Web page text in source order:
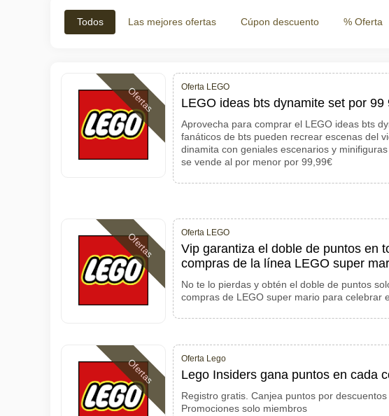
Todos Las mejores ofertas Cúpon descuento % Oferta
Ofertas Oferta LEGO
LEGO ideas bts dynamite set por 99
Aprovecha para comprar el LEGO ideas bts
fanáticos de bts pueden recrear escenas del
dinamita con geniales escenarios y
se vende al por menor por 99,99€
Ofertas Oferta LEGO
Vip garantiza el doble de puntos en
compras de la línea LEGO super
No te lo pierdas y obtén el doble de puntos
compras de LEGO super mario para celebrar
Ofertas Oferta Lego
Lego Insiders gana puntos en cada
Registro gratis. Canjea puntos por descuentos
Promociones solo miembros